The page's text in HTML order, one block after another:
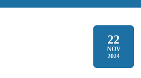
22
NOV
2024